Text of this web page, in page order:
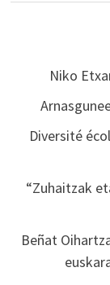
Niko
Diversité
“Zuhaitzak
Beñat